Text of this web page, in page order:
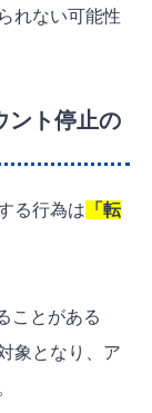
れない可能性
ント停止の
る行為は 「 転
ことがある
象となり、ア